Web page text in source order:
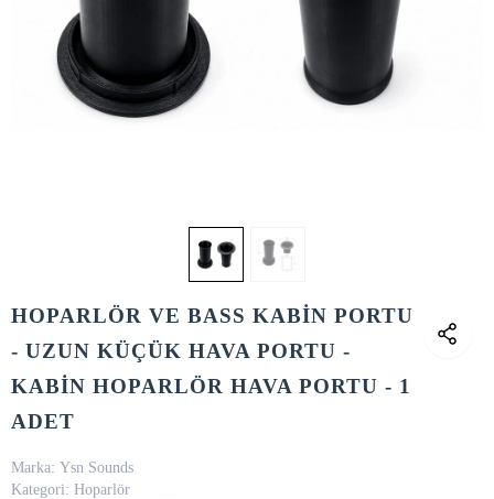
HOPARLÖR VE BASS KABİN PORTU
- UZUN KÜÇÜK HAVA PORTU -
KABİN HOPARLÖR HAVA PORTU - 1
ADET
Marka: Ysn Sounds
Kategori: Hoparlör